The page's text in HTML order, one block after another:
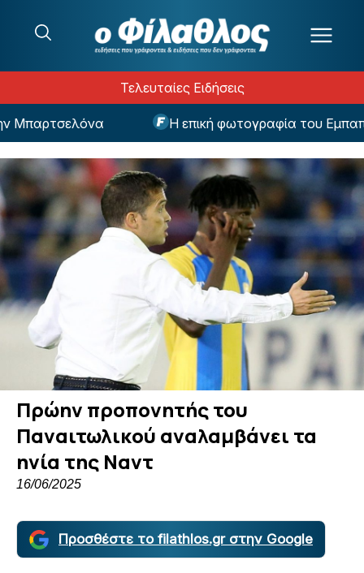
Τελευταίες Ειδήσεις
Η επική φωτογραφία του
Πρώην προπονητής του
Παναιτωλικού αναλαμβάνει τα
ηνία της Ναντ
16/06/2025
Προσθέστε το filathlos.gr στην Google